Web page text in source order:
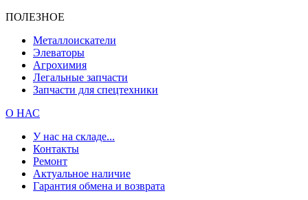
ПОЛЕЗНОЕ
Металлоискатели
Элеваторы
Агрохимия
Легальные запчасти
Запчасти для спецтехники
О НАС
У нас на складе...
Контакты
Ремонт
Актуальное наличие
Гарантия обмена и возврата